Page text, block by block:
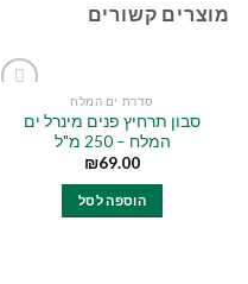
מוצרים קשורים
סדרת ים המלח
סבון תרחיץ פנים מינרל ים
המלח – 250 מ"ל
₪69.00
הוספה לסל